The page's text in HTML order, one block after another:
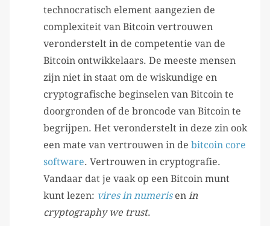
technocratisch element aangezien de
complexiteit van Bitcoin vertrouwen
veronderstelt in de competentie van de
Bitcoin ontwikkelaars. De meeste mensen
zijn niet in staat om de wiskundige en
cryptografische beginselen van Bitcoin te
doorgronden of de broncode van Bitcoin te
begrijpen. Het veronderstelt in deze zin ook
een mate van vertrouwen in de bitcoin core
software. Vertrouwen in cryptografie.
Vandaar dat je vaak op een Bitcoin munt
kunt lezen: vires in numerisen in
cryptography we trust.